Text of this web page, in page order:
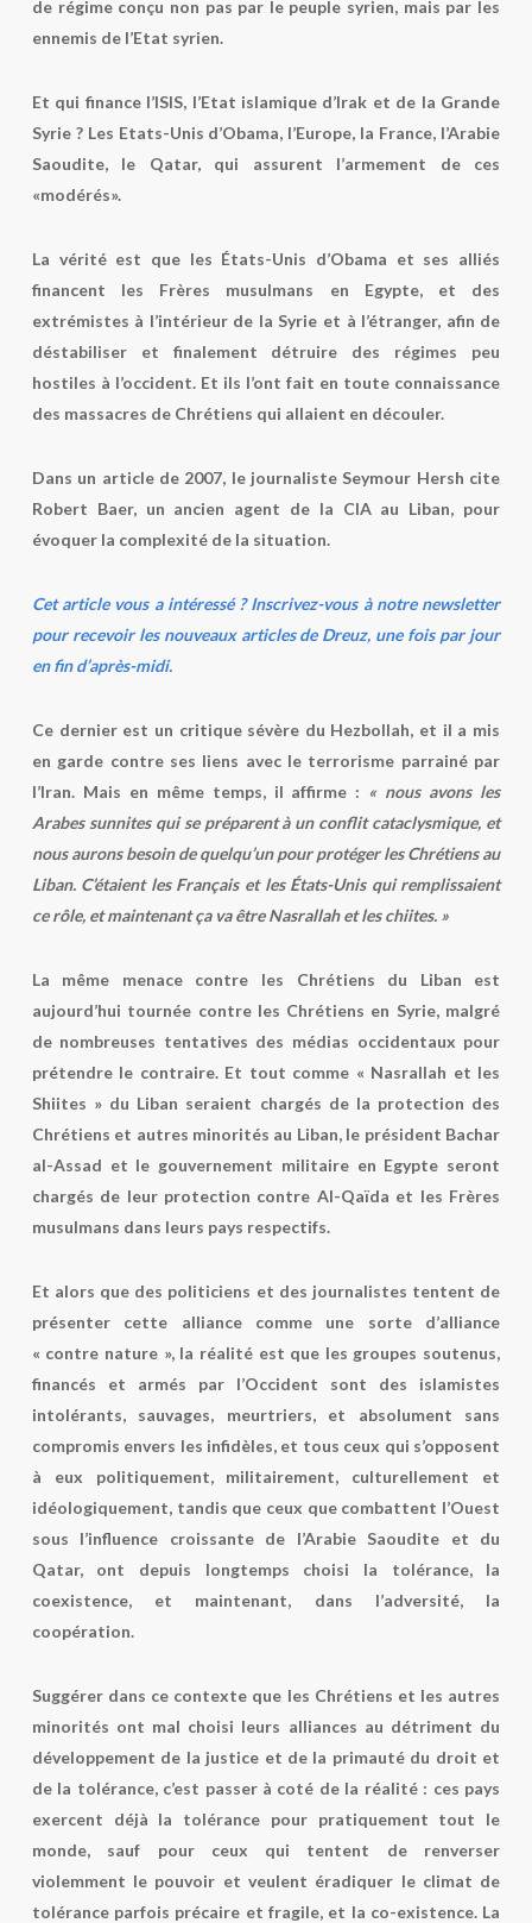
de régime conçu non pas par le peuple syrien, mais par les
ennemis de l’Etat syrien.
Et qui finance l’ISIS, l’Etat islamique d’Irak et de la Grande
Syrie ? Les Etats-Unis d’Obama, l’Europe, la France, l’Arabie
Saoudite, le Qatar, qui assurent l’armement de ces
«modérés».
La vérité est que les États-Unis d’Obama et ses alliés
financent les Frères musulmans en Egypte, et des
extrémistes à l’intérieur de la Syrie et à l’étranger, afin de
déstabiliser et finalement détruire des régimes peu
hostiles à l’occident. Et ils l’ont fait en toute connaissance
des massacres de Chrétiens qui allaient en découler.
Dans un article de 2007, le journaliste Seymour Hersh cite
Robert Baer, ​​un ancien agent de la CIA au Liban, pour
évoquer la complexité de la situation.
Cet article vous a intéressé ? Inscrivez-vous à notre newsletter
pour recevoir les nouveaux articles de Dreuz, une fois par jour
en fin d’après-midi.
Ce dernier est un critique sévère du Hezbollah, et il a mis
en garde contre ses liens avec le terrorisme parrainé par
l’Iran. Mais en même temps, il affirme : « nous avons les
Arabes sunnites qui se préparent à un conflit cataclysmique, et
nous aurons besoin de quelqu’un pour protéger les Chrétiens au
Liban. C’étaient les Français et les États-Unis qui remplissaient
ce rôle, et maintenant ça va être Nasrallah et les chiites. »
La même menace contre les Chrétiens du Liban est
aujourd’hui tournée contre les Chrétiens en Syrie, malgré
de nombreuses tentatives des médias occidentaux pour
prétendre le contraire. Et tout comme « Nasrallah et les
Shiites » du Liban seraient chargés de la protection des
Chrétiens et autres minorités au Liban, le président Bachar
al-Assad et le gouvernement militaire en Egypte seront
chargés de leur protection contre Al-Qaïda et les Frères
musulmans dans leurs pays respectifs.
Et alors que des politiciens et des journalistes tentent de
présenter cette alliance comme une sorte d’alliance
« contre nature », la réalité est que les groupes soutenus,
financés et armés par l’Occident sont des islamistes
intolérants, sauvages, meurtriers, et absolument sans
compromis envers les infidèles, et tous ceux qui s’opposent
à eux politiquement, militairement, culturellement et
idéologiquement, tandis que ceux que combattent l’Ouest
sous l’influence croissante de l’Arabie Saoudite et du
Qatar, ont depuis longtemps choisi la tolérance, la
coexistence, et maintenant, dans l’adversité, la
coopération.
Suggérer dans ce contexte que les Chrétiens et les autres
minorités ont mal choisi leurs alliances au détriment du
développement de la justice et de la primauté du droit et
de la tolérance, c’est passer à coté de la réalité : ces pays
exercent déjà la tolérance pour pratiquement tout le
monde, sauf pour ceux qui tentent de renverser
violemment le pouvoir et veulent éradiquer le climat de
tolérance parfois précaire et fragile, et la co-existence. La